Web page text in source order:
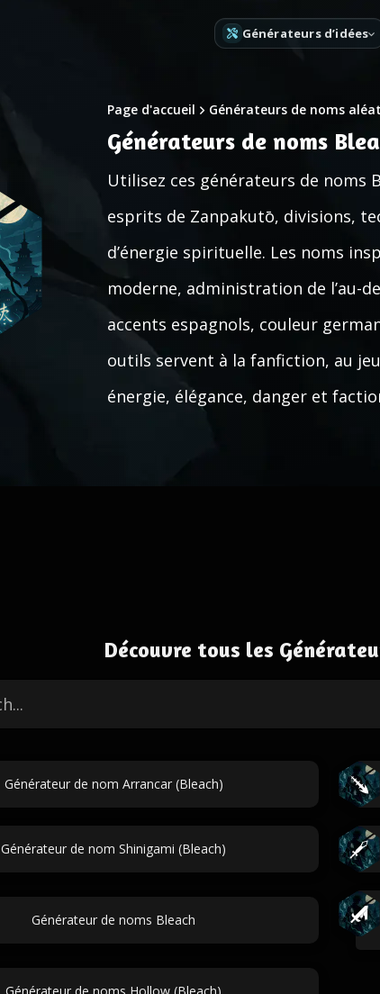
Générateurs d’idées
Page d'accueil Générateurs de noms
Générateurs de noms
Utilisez ces générateurs de noms
esprits de Zanpakutō, divisions,
d’énergie spirituelle. Les noms
moderne, administration de l’au-
accents espagnols, couleur
outils servent à la fanfiction, au
énergie, élégance, danger et
Découvre tous les
Générateur de nom Arrancar (Bleach)
Générateur de nom Shinigami (Bleach)
Générateur de noms Bleach